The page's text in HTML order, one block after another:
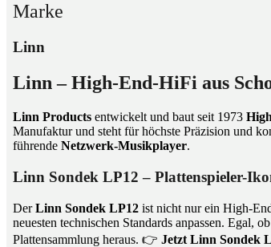
Marke
Linn
Linn – High-End-HiFi aus
Linn Products entwickelt und baut seit 1973
Manufaktur und steht für höchste Präzision und
führende Netzwerk-Musikplayer.
Linn Sondek LP12 – Plattenspieler-
DerLinn Sondek LP12 ist nicht nur ein High-
neuesten technischen Standards anpassen. Egal,
Plattensammlung heraus. 👉 Jetzt Linn Sondek